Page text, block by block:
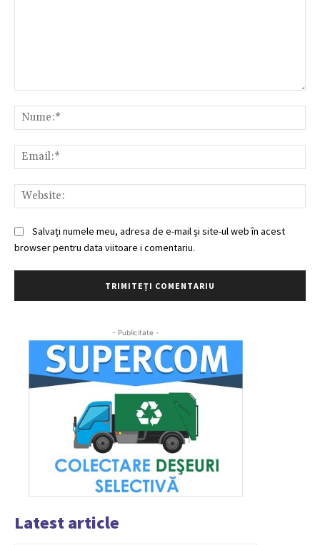
Salvați numele meu, adresa de e-mail și site-ul web în acest
browser pentru data viitoare i comentariu.
- Publicitate -
Latest article